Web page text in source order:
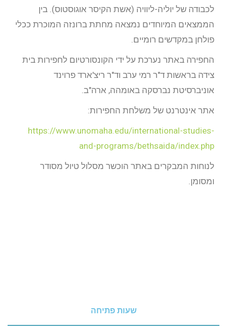
לכבודה של יוליה-ליוויה (אשת הקיסר אוגוסטוס). בין
הממצאים המיוחדים נמצאה מחתת ברונזה המוכרת ככלי
פולחן במקדשים רומיים.
החפירה באתר נערכת על ידי הקונסורטיום לחפירות בית
צידה בראשות ד"ר רמי ערב וד"ר ריצ'ארד פרוינד
אוניברסיטת נברסקה באומהה, ארה"ב.
אתר אינטרנט של משלחת החפירות:
https://www.unomaha.edu/international-studies-
and-programs/bethsaida/index.php
לנוחות המבקרים באתר הוכשר מסלול טיול מסודר
ומסומן.
שעות פתיחה